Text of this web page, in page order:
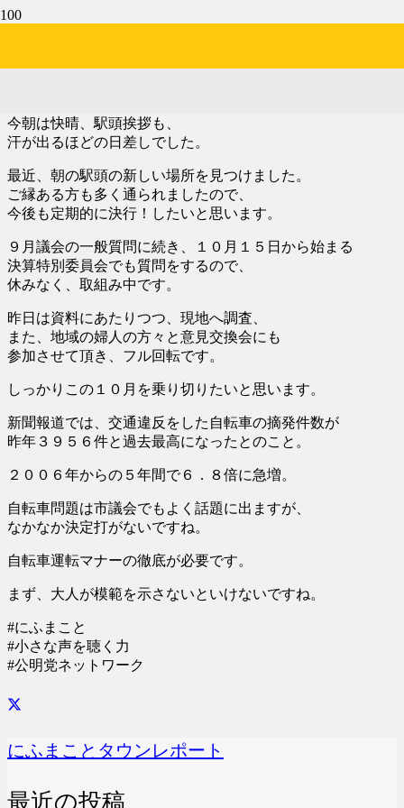
今朝は快晴、駅頭挨拶も、
汗が出るほどの日差しでした。
最近、朝の駅頭の新しい場所を見つけました。
ご縁ある方も多く通られましたので、
今後も定期的に決行！したいと思います。
９月議会の一般質問に続き、１０月１５日から始まる
決算特別委員会でも質問をするので、
休みなく、取組み中です。
昨日は資料にあたりつつ、現地へ調査、
また、地域の婦人の方々と意見交換会にも
参加させて頂き、フル回転です。
しっかりこの１０月を乗り切りたいと思います。
新聞報道では、交通違反をした自転車の摘発件数が
昨年３９５６件と過去最高になったとのこと。
２００６年からの５年間で６．８倍に急増。
自転車問題は市議会でもよく話題に出ますが、
なかなか決定打がないですね。
自転車運転マナーの徹底が必要です。
まず、大人が模範を示さないといけないですね。
#にふまこと
#小さな声を聴く力
#公明党ネットワーク
にふまことタウンレポート
最近の投稿